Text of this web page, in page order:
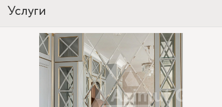
Услуги